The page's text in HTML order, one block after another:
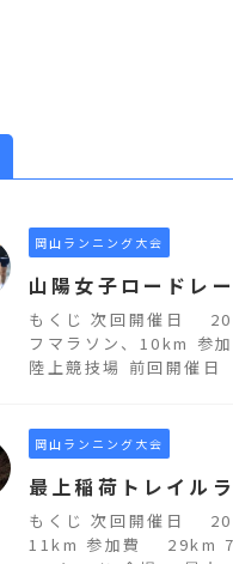
岡山ランニング大会
山陽女子ロードレ
もくじ 次回開催日
フマラソン、10km
陸上競技場 前回開催
岡山ランニング大会
最上稲荷トレイル
もくじ 次回開催日
11km 参加費 29km